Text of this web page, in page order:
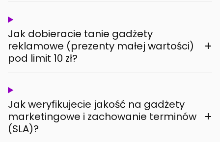
Jak dobieracie tanie gadżety
reklamowe (prezenty małej wartości)
pod limit 10 zł?
+
Jak weryfikujecie jakość na gadżety
marketingowe i zachowanie terminów
(SLA)?
+